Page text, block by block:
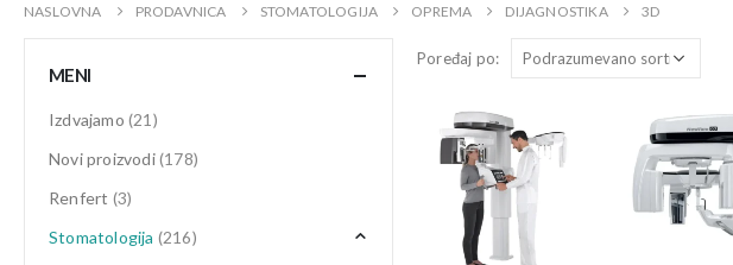
NASLOVNA PRODAVNICA STOMATOLOGIJA OPREMA DIJAGNOSTIKA 3D
Poređaj po:
MENI
Izdvajamo (21)
Novi proizvodi(178)
Renfert (3)
Stomatologija (216)